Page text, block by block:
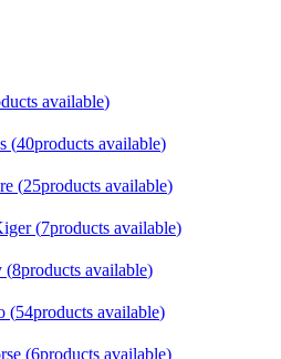
available)
(40products available)
(25products available)
(7products available)
(8products available)
(54products available)
(6products available)